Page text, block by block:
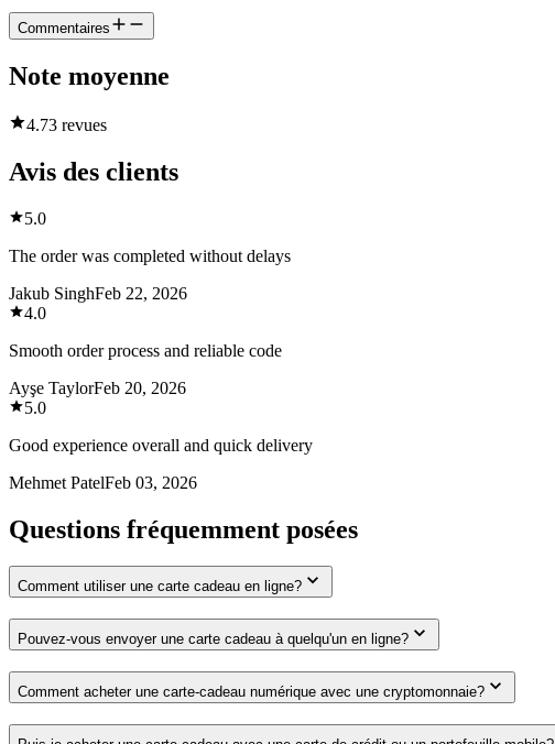
Commentaires
Note moyenne
4.73 revues
Avis des clients
5.0
The order was completed without delays
Jakub SinghFeb 22, 2026
4.0
Smooth order process and reliable code
Ayşe TaylorFeb 20, 2026
5.0
Good experience overall and quick delivery
Mehmet PatelFeb 03, 2026
Questions fréquemment posées
Comment utiliser une carte cadeau en ligne?
Pouvez-vous envoyer une carte cadeau à quelqu'un en ligne?
Comment acheter une carte-cadeau numérique avec une cryptomonnaie?